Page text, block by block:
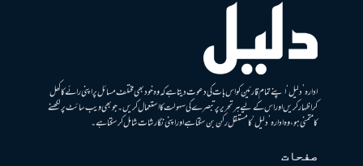
ادارہ ’دلیل‘ اپنے تمام قارئین کو اس بات کی دعوت دیتا ہے کہ وہ خود بھی مختلف مسائل پر اپنی رائے کا کھل
کر اظہار کریں اور اس کے لیے ہر تحریر پر تبصرے کی سہولت کا استعمال کریں۔ جو بھی ویب سائٹ پر لکھنے
کا متمنی ہو، وہ ادارہ ’دلیل‘ کا مستقل رکن بن سکتا ہے اور اپنی نگارشات شامل کرسکتا ہے۔
صفحات